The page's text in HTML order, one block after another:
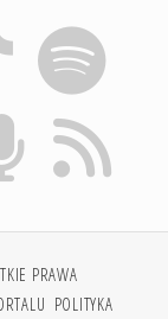
PRAWA
POLITYKA